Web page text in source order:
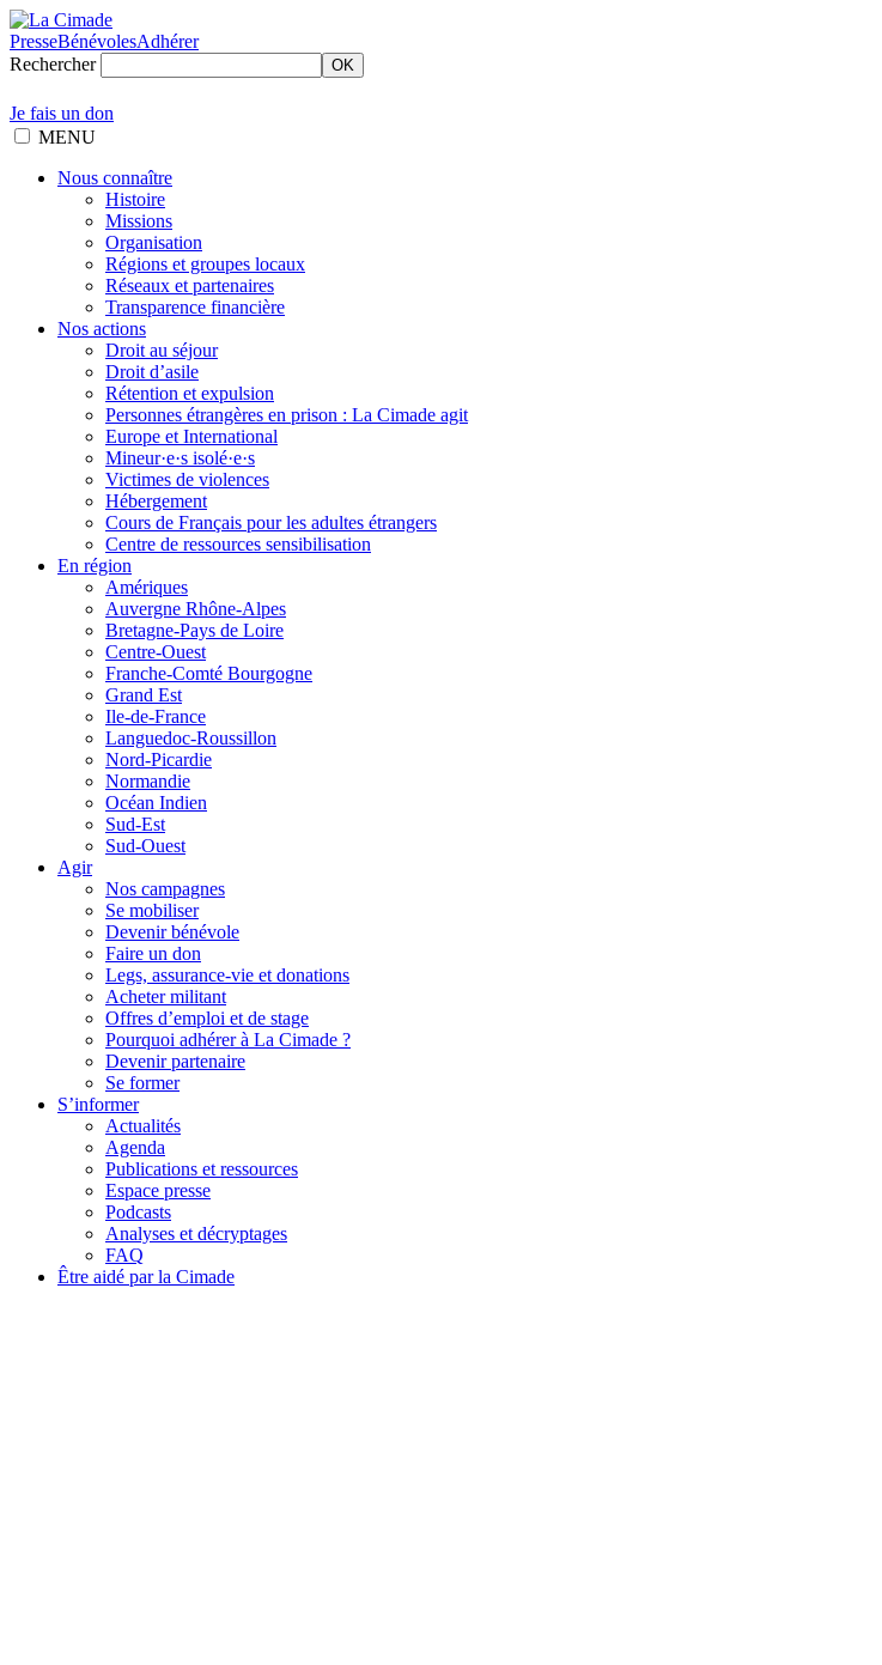
PresseBénévolesAdhérer
Rechercher
OK
Je fais un don
MENU
Nous connaître
Histoire
Missions
Organisation
Régions et groupes locaux
Réseaux et partenaires
Transparence financière
Nos actions
Droit au séjour
Droit d’asile
Rétention et expulsion
Personnes étrangères en prison : La Cimade agit
Europe et International
Mineur·e·s isolé·e·s
Victimes de violences
Hébergement
Cours de Français pour les adultes étrangers
Centre de ressources sensibilisation
En région
Amériques
Auvergne Rhône-Alpes
Bretagne-Pays de Loire
Centre-Ouest
Franche-Comté Bourgogne
Grand Est
Ile-de-France
Languedoc-Roussillon
Nord-Picardie
Normandie
Océan Indien
Sud-Est
Sud-Ouest
Agir
Nos campagnes
Se mobiliser
Devenir bénévole
Faire un don
Legs, assurance-vie et donations
Acheter militant
Offres d’emploi et de stage
Pourquoi adhérer à La Cimade ?
Devenir partenaire
Se former
S’informer
Actualités
Agenda
Publications et ressources
Espace presse
Podcasts
Analyses et décryptages
FAQ
Être aidé par la Cimade